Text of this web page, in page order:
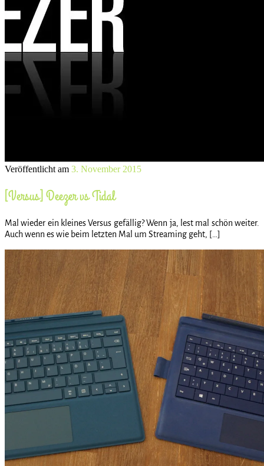
Veröffentlicht am 3. November 2015
[Versus] Deezer vs Tidal
Mal wieder ein kleines Versus gefällig? Wenn ja, lest mal schön weiter.
Auch wenn es wie beim letzten Mal um Streaming geht, […]